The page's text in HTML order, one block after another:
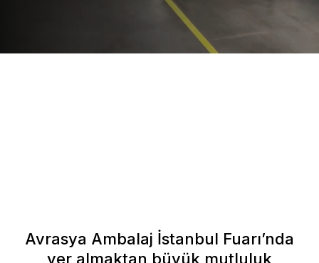
Avrasya Ambalaj İstanbul Fuarı’nda
yer almaktan büyük mutluluk